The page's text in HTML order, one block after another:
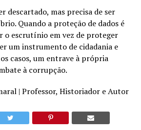
descartado, mas precisa de ser
Quando a proteção de dados é
o escrutínio em vez de proteger
um instrumento de cidadania e
casos, um entrave à própria
à corrupção.
| Professor, Historiador e Autor